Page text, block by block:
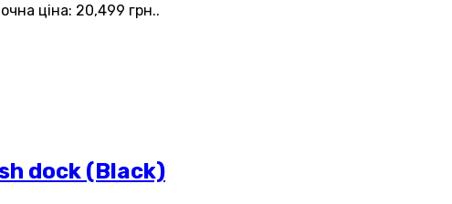
ціна: 20,499 грн..
dock (Black)